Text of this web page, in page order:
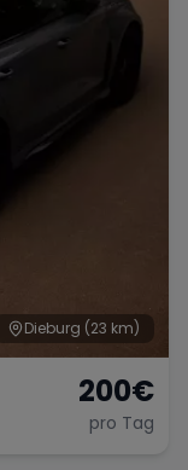
Dieburg (23 km)
200€
pro Tag